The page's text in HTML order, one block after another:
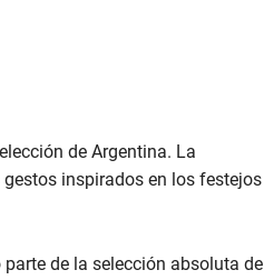
de Argentina. La
inspirados en los festejos
de la selección absoluta de